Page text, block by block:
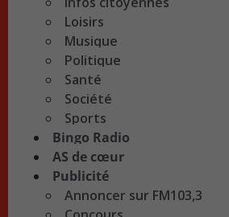
Loisirs
Musique
Politique
Santé
Société
Sports
Bingo Radio
AS de cœur
Publicité
Annoncer sur FM103,3